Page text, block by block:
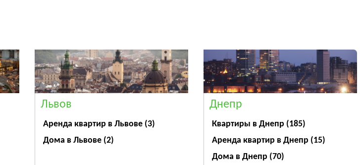
Львов
Аренда квартир в Львове (3)
Дома в Львове (2)
Днепр
Квартиры в Днепр (185)
Аренда квартир в Днепр (15)
Дома в Днепр (70)